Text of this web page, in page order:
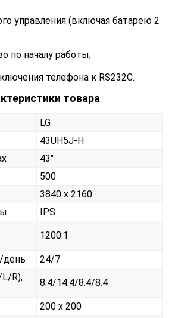
управления (включая батарею 2
по началу работы;
телефона к RS232C.
товара
LG
43UH5J-H
43"
500
3840 x 2160
IPS
1200:1
день
24/7
R),
8.4/14.4/8.4/8.4
200 x 200